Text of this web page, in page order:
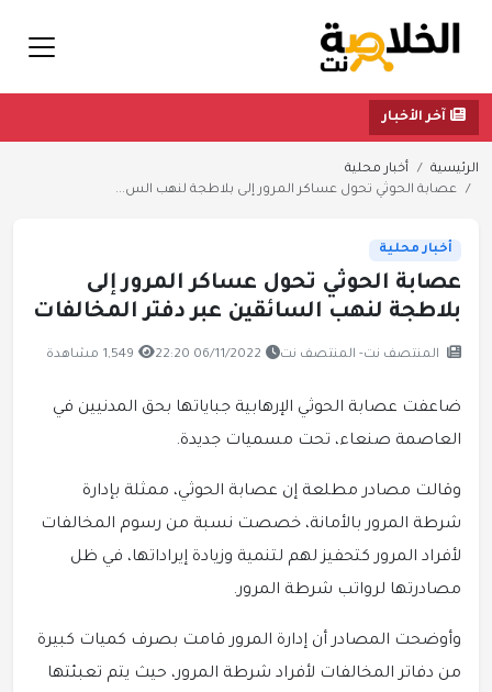
آخر الأخبار
الرئيسية
أخبار محلية
عصابة الحوثي تحول عساكر المرور إلى بلاطجة لنهب الس...
أخبار محلية
عصابة الحوثي تحول عساكر المرور إلى
بلاطجة لنهب السائقين عبر دفتر المخالفات
المنتصف نت- المنتصف نت 06/11/2022 22:20 1,549 مشاهدة
ضاعفت عصابة الحوثي الإرهابية جباياتها بحق المدنيين في
العاصمة صنعاء، تحت مسميات جديدة.
وقالت مصادر مطلعة إن عصابة الحوثي، ممثلة بإدارة
شرطة المرور بالأمانة، خصصت نسبة من رسوم المخالفات
لأفراد المرور كتحفيز لهم لتنمية وزيادة إيراداتها، في ظل
مصادرتها لرواتب شرطة المرور.
وأوضحت المصادر أن إدارة المرور قامت بصرف كميات كبيرة
من دفاتر المخالفات لأفراد شرطة المرور، حيث يتم تعبئتها